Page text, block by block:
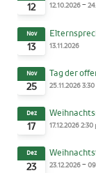
12 12.10.2026-
13
Nov
13.11.2026
25
Nov Tag der
25.11.2026
17
Dez
17.12.20262:30
23
Dez
23.12.2026-